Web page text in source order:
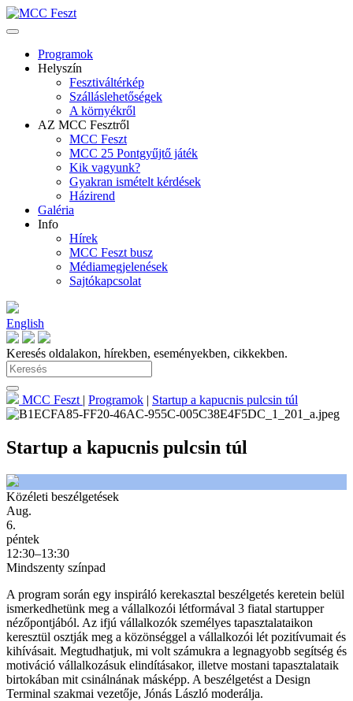
Programok
Helyszín
Fesztiváltérkép
Szálláslehetőségek
A környékről
AZ MCC Fesztről
MCC Feszt
MCC 25 Pontgyűjtő játék
Kik vagyunk?
Gyakran ismételt kérdések
Házirend
Galéria
Info
Hírek
MCC Feszt busz
Médiamegjelenések
Sajtókapcsolat
English
Keresés oldalakon, hírekben, eseményekben, cikkekben.
MCC Feszt | Programok | Startup a kapucnis pulcsin túl
Startup a kapucnis pulcsin túl
Közéleti beszélgetések
Aug.
6.
péntek
12:30–13:30
Mindszenty színpad
A program során egy inspiráló kerekasztal beszélgetés keretein belül
ismerkedhetünk meg a vállalkozói létformával 3 fiatal startupper
nézőpontjából. Az ifjú vállalkozók személyes tapasztalataikon
keresztül osztják meg a közönséggel a vállalkozói lét pozitívumait és
kihívásait. Megtudhatjuk, mi volt számukra a legnagyobb segítség és
motiváció vállalkozásuk elindításakor, illetve mostani tapasztalataik
birtokában mit csinálnának másképp. A beszélgetést a Design
Terminal szakmai vezetője, Jónás László moderálja.